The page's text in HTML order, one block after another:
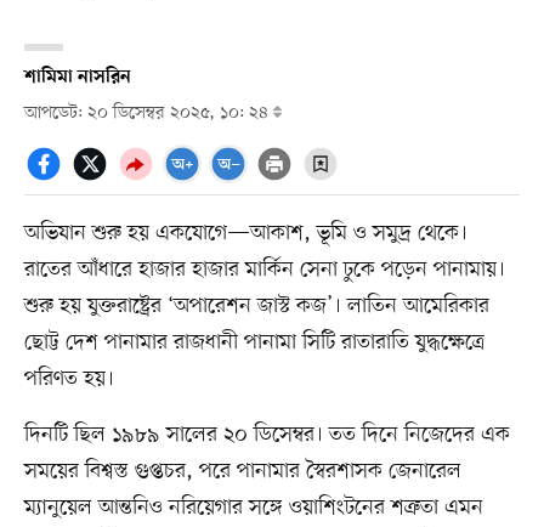
শামিমা নাসরিন
আপডেট: ২০ ডিসেম্বর ২০২৫, ১০: ২৪
অভিযান শুরু হয় একযোগে—আকাশ, ভূমি ও সমুদ্র থেকে।
রাতের আঁধারে হাজার হাজার মার্কিন সেনা ঢুকে পড়েন পানামায়।
শুরু হয় যুক্তরাষ্ট্রের ‘অপারেশন জাস্ট কজ’। লাতিন আমেরিকার
ছোট্ট দেশ পানামার রাজধানী পানামা সিটি রাতারাতি যুদ্ধক্ষেত্রে
পরিণত হয়।
দিনটি ছিল ১৯৮৯ সালের ২০ ডিসেম্বর। তত দিনে নিজেদের এক
সময়ের বিশ্বস্ত গুপ্তচর, পরে পানামার স্বৈরশাসক জেনারেল
ম্যানুয়েল আন্তনিও নরিয়েগার সঙ্গে ওয়াশিংটনের শত্রুতা এমন